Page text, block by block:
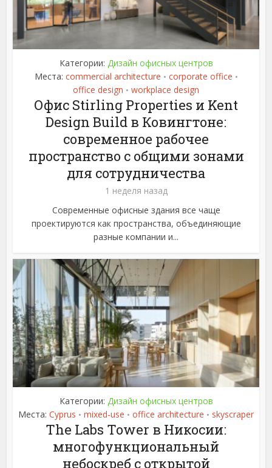
Категории: Дизайн офисных центров
Места: commercial architecture • corporate office •
office design • workplace design
Офис Stirling Properties и Kent
Design Build в Ковингтоне:
современное рабочее
пространство с общими зонами
для сотрудничества
1 неделя назад
Современные офисные здания все чаще
проектируются как пространства, объединяющие
разные компании и...
Категории: Дизайн офисных центров
Места: Cyprus • mixed-use • office architecture • skyscraper
The Labs Tower в Никосии:
многофункциональный
небоскреб с открытой